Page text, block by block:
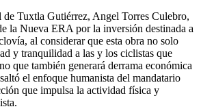
Tuxtla Gutiérrez, Angel Torres Culebro,
la Nueva ERA por la inversión destinada a
al considerar que esta obra no solo
y tranquilidad a las y los ciclistas que
que también generará derrama económica
el enfoque humanista del mandatario
que impulsa la actividad física y